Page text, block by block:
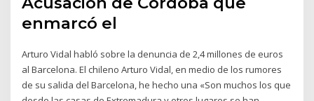
enmarcó el
Arturo Vidal habló sobre la denuncia de 2,4 millones de euros
al Barcelona. El chileno Arturo Vidal, en medio de los rumores
de su salida del Barcelona, he hecho una «Son muchos los que